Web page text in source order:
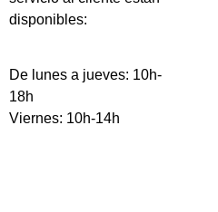
disponibles:
De lunes a jueves: 10h-
18h
Viernes: 10h-14h